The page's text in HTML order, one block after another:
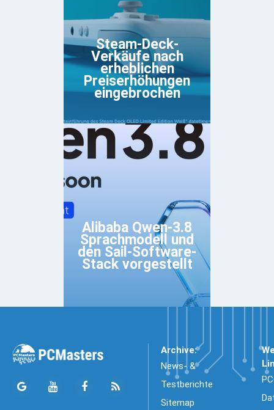
Steam-Deck-
Verkäufe nach
erheblichen
Preiserhöhungen
eingebrochen
Alibaba Qwen-3.8
Sprachmodell und
den Sail-Software-
Stack vorgestellt
Archive:
News- &
Testberichte
Sitemap